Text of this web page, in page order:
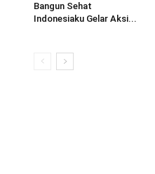
Bangun Sehat
Indonesiaku Gelar Aksi...